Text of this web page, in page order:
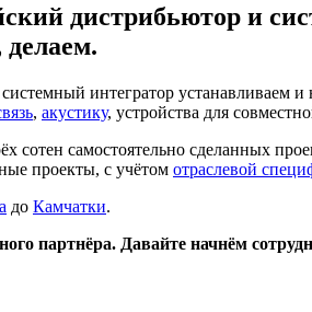
дистрибьютор и
делаем.
интегратор устанавливаем
, акустику, устройства для
сотен самостоятельно сделанных
проекты, с учётом отраслевой
до Камчатки.
партнёра. Давайте начнём